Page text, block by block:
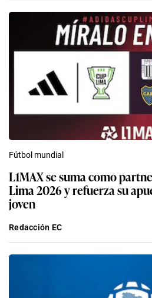
Fútbol mundial
L1MAX se suma como
Lima 2026 y refuerza su
joven
Redacción EC